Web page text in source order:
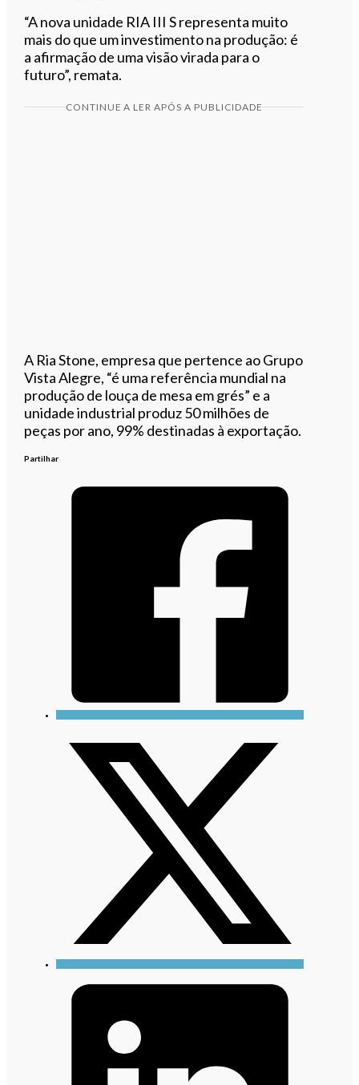
“A nova unidade RIA III S representa muito
mais do que um investimento na produção: é
a afirmação de uma visão virada para o
futuro”, remata.
CONTINUE A LER APÓS A PUBLICIDADE
A Ria Stone, empresa que pertence ao Grupo
Vista Alegre, “é uma referência mundial na
produção de louça de mesa em grés” e a
unidade industrial produz 50 milhões de
peças por ano, 99% destinadas à exportação.
Partilhar